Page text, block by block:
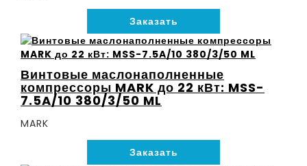
Заказать
Винтовые маслонаполненные
компрессоры MARK до 22 кВт: MSS-
7.5A/10 380/3/50 ML
MARK
Заказать